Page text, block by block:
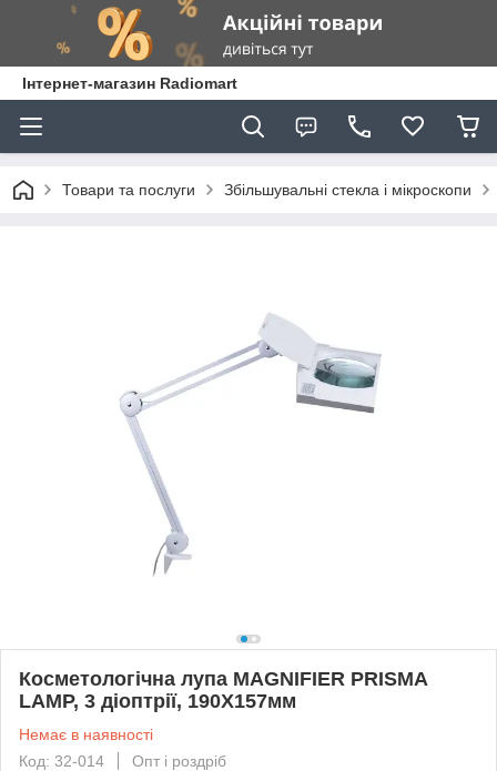
Інтернет-магазин Radiomart
Товари та послуги Збільшувальні стекла і мікроскопи
Косметологічна лупа MAGNIFIER PRISMA
LAMP, 3 діоптрії, 190X157мм
Немає в наявності
Код: 32-014
Опт і роздріб